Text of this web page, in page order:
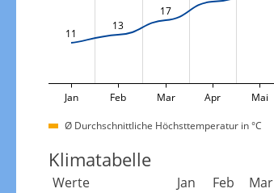
11
13
17
Jan Feb Mar Apr Mai
Ø Durchschnittliche Höchsttemperatur in °C
Klimatabelle
Werte Jan Feb Mar